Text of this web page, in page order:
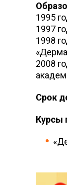
1995
1997
1998
2008
Срок
Курсы